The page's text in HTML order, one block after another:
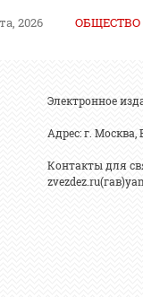
2026 ОБЩЕСТВО
Электронное
Адрес: г.
Контакты для